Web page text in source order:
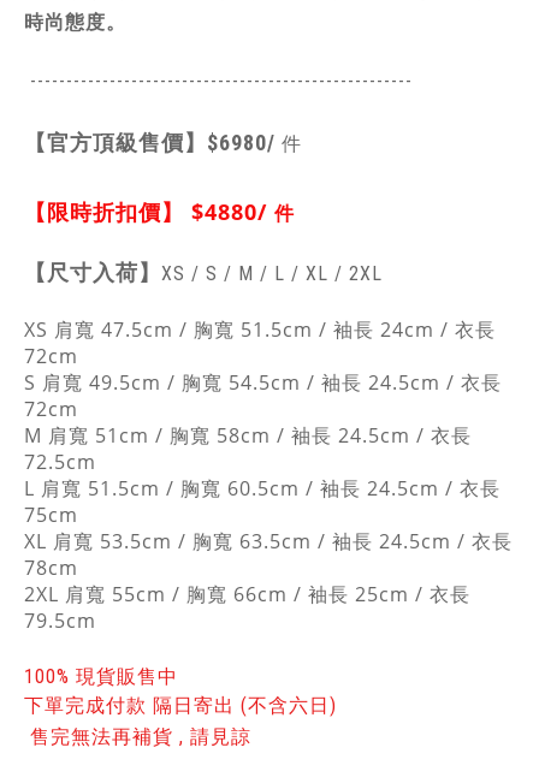
時尚態度。
-----------------------------------------------------
【官方頂級售價】 $6980/ 件
【限時折扣價】 $4880/ 件
【 尺寸入荷】 XS / S / M / L / XL / 2XL
XS 肩寬 47.5cm / 胸寬 51.5cm / 袖長 24cm / 衣長
72cm
S 肩寬 49.5cm / 胸寬 54.5cm / 袖長 24.5cm / 衣長
72cm
M 肩寬 51cm / 胸寬 58cm / 袖長 24.5cm / 衣長
72.5cm
L 肩寬 51.5cm / 胸寬 60.5cm / 袖長 24.5cm / 衣長
75cm
XL 肩寬 53.5cm / 胸寬 63.5cm / 袖長 24.5cm / 衣長
78cm
2XL 肩寬 55cm / 胸寬 66cm / 袖長 25cm / 衣長
79.5cm
100% 現貨販售中
下單完成付款 隔日寄出 (不含六日)
售完無法再補貨 , 請見諒